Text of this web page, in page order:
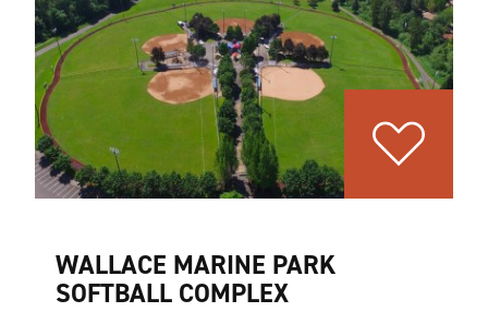
WALLACE MARINE PARK
SOFTBALL COMPLEX